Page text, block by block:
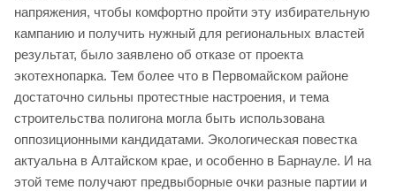
напряжения, чтобы комфортно пройти эту избирательную
кампанию и получить нужный для региональных властей
результат, было заявлено об отказе от проекта
экотехнопарка. Тем более что в Первомайском районе
достаточно сильны протестные настроения, и тема
строительства полигона могла быть использована
оппозиционными кандидатами. Экологическая повестка
актуальна в Алтайском крае, и особенно в Барнауле. И на
этой теме получают предвыборные очки разные партии и